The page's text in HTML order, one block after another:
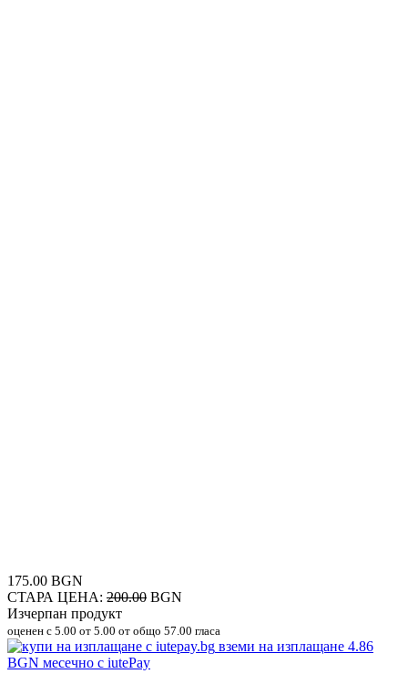
175.00 BGN
СТАРА ЦЕНА: 200.00 BGN
Изчерпан продукт
оценен с 5.00 от 5.00 от общо 57.00 гласа
вземи на изплащане 4.86
BGN месечно с iutePay